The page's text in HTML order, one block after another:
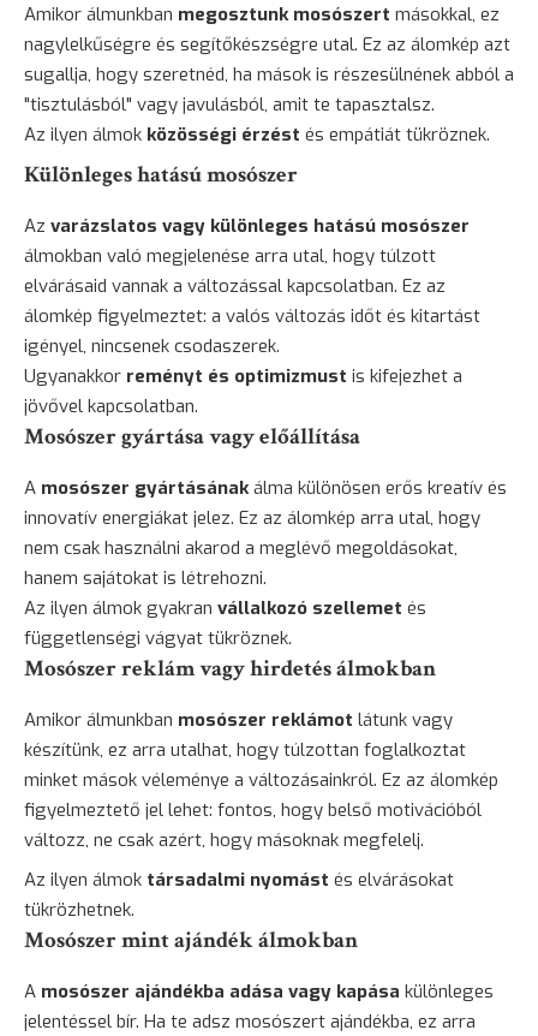
Amikor álmunkban megosztunk mosószert másokkal, ez
nagylelkűségre és segítőkészségre utal. Ez az álomkép azt
sugallja, hogy szeretnéd, ha mások is részesülnének abból a
"tisztulásból" vagy javulásból, amit te tapasztalsz.
Az ilyen álmok közösségi érzést és empátiát tükröznek.
Különleges hatású mosószer
Az varázslatos vagy különleges hatású mosószer
álmokban való megjelenése arra utal, hogy túlzott
elvárásaid vannak a változással kapcsolatban. Ez az
álomkép figyelmeztet: a valós változás időt és kitartást
igényel, nincsenek csodaszerek.
Ugyanakkor reményt és optimizmust is kifejezhet a
jövővel kapcsolatban.
Mosószer gyártása vagy előállítása
A mosószer gyártásánakálma különösen erős kreatív és
innovatív energiákat jelez. Ez az álomkép arra utal, hogy
nem csak használni akarod a meglévő megoldásokat,
hanem sajátokat is létrehozni.
Az ilyen álmok gyakran vállalkozó szellemet és
függetlenségi vágyat tükröznek.
Mosószer reklám vagy hirdetés álmokban
Amikor álmunkban mosószer reklámot látunk vagy
készítünk, ez arra utalhat, hogy túlzottan foglalkoztat
minket mások véleménye a változásainkról. Ez az álomkép
figyelmeztető jel lehet: fontos, hogy belső motivációból
változz, ne csak azért, hogy másoknak megfelelj.
Az ilyen álmok társadalmi nyomást és elvárásokat
tükrözhetnek.
Mosószer mint ajándék álmokban
A mosószer ajándékba adása vagy kapása különleges
jelentéssel bír. Ha te adsz mosószert ajándékba, ez arra